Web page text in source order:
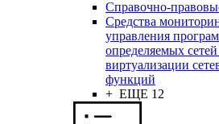
Справочно-
Средства
управления
определяемых
виртуализации
функций
+ ЕЩЕ 12